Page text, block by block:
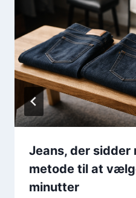
Jeans, der sidder
metode til at
minutter